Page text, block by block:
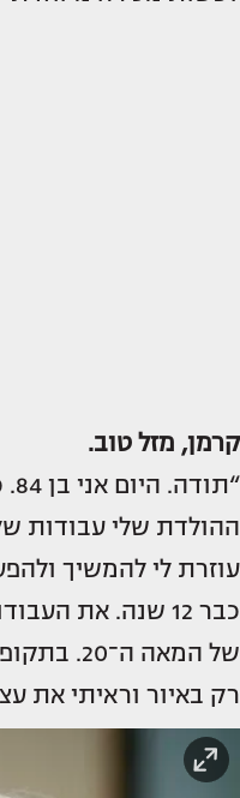
קרמן, מזל טוב.
ההולדת שלי עבודות
עוזרת לי להמשיך
של המאה
רק באיור וראיתי את